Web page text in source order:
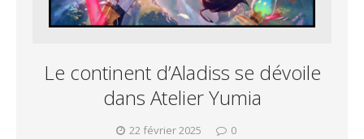
Le continent d’Aladiss se dévoile
dans Atelier Yumia
22 février 2025 0